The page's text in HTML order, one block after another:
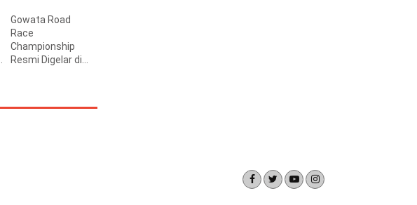
Gowata Road
Race
Championship
Resmi Digelar di